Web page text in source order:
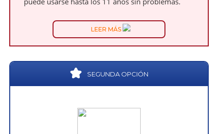
LEER MÁS
SEGUNDA OPCIÓN